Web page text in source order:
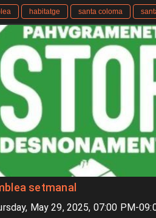
habitatge santa coloma
setmanal
May 29, 2025, 07:00 PM-